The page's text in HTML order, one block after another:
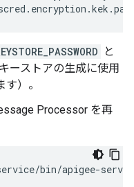
と
ーストアの生成に使用
）。
Processor を再
bin/apigee-